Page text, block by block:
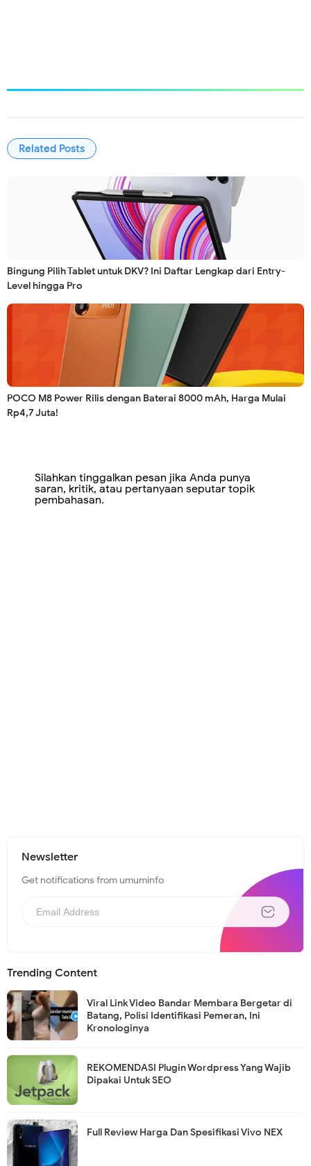
Related Posts
Bingung Pilih Tablet untuk DKV? Ini Daftar Lengkap dari Entry-
Level hingga Pro
POCO M8 Power Rilis dengan Baterai 8000 mAh, Harga Mulai
Rp4,7 Juta!
Silahkan tinggalkan pesan jika Anda punya
saran, kritik, atau pertanyaan seputar topik
pembahasan.
Newsletter
Get notifications from umuminfo
Trending Content
Viral Link Video Bandar Membara Bergetar di
Batang, Polisi Identifikasi Pemeran, Ini
Kronologinya
REKOMENDASI Plugin Wordpress Yang Wajib
Dipakai Untuk SEO
Full Review Harga Dan Spesifikasi Vivo NEX